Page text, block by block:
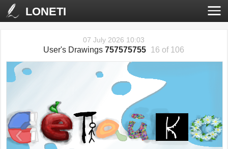
LONETI
07 July 2026 10:03
User's Drawings757575755 16 of 106
‹ ›